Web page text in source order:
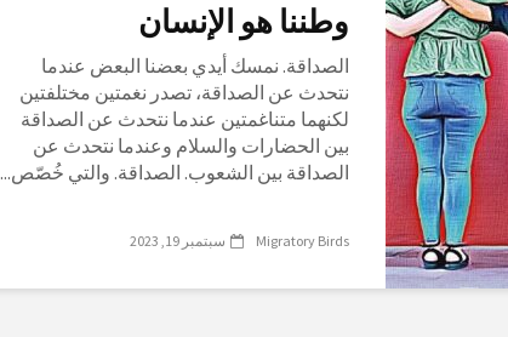
وطننا هو الإنسان
الصداقة. نمسك أيدي بعضنا البعض عندما
نتحدث عن الصداقة، تصدر نغمتين مختلفتين
لكنهما متناغمتين عندما نتحدث عن الصداقة
بين الحضارات والسلام وعندما نتحدث عن
الصداقة بين الشعوب. الصداقة. والتي خُصّص...
Migratory Birds سبتمبر 19, 2023